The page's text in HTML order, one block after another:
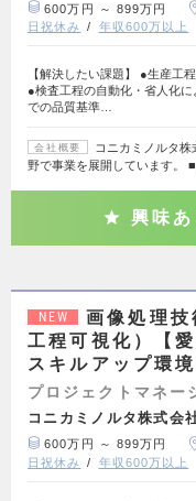
600万円 ～ 899万円
日祝休み
年収600万以上
【解決したい課題】 ●生産工
●検査工程の自動化・省人化
での品質基準…
会社概要
コニカミノルタ
野で事業を展開しています。
興味あ
NEW
画像処理技
工程可視化）【
スキルアップ環
プロジェクトマネー
コニカミノルタ株式会
600万円 ～ 899万円
日祝休み
年収600万以上